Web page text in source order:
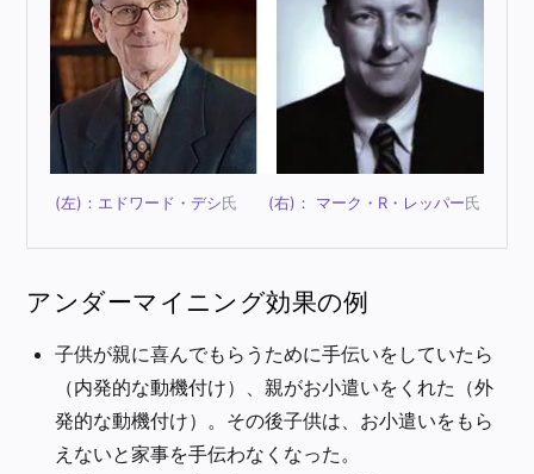
(左)：エドワード・デシ氏 (右)： マーク・R・レッパー氏
アンダーマイニング効果の例
子供が親に喜んでもらうために手伝いをしていたら
（内発的な動機付け）、親がお小遣いをくれた（外
発的な動機付け）。その後子供は、お小遣いをもら
えないと家事を手伝わなくなった。